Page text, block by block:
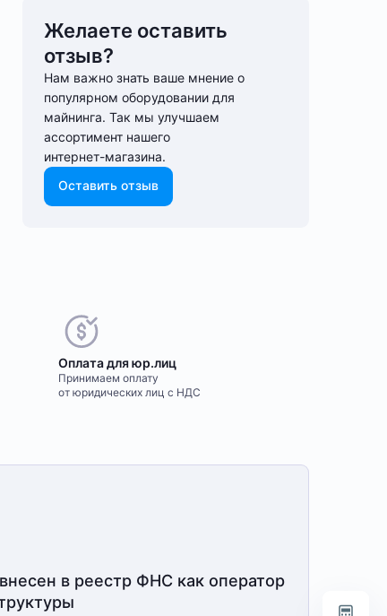
Желаете оставить
отзыв?
Нам важно знать ваше мнение о
популярном оборудовании для
майнинга. Так мы улучшаем
ассортимент нашего
интернет-⁠магазина.
Оставить отзыв
Оплата для юр.лиц
Принимаем оплату
от юридических лиц с НДС
в реестр ФНС как оператор